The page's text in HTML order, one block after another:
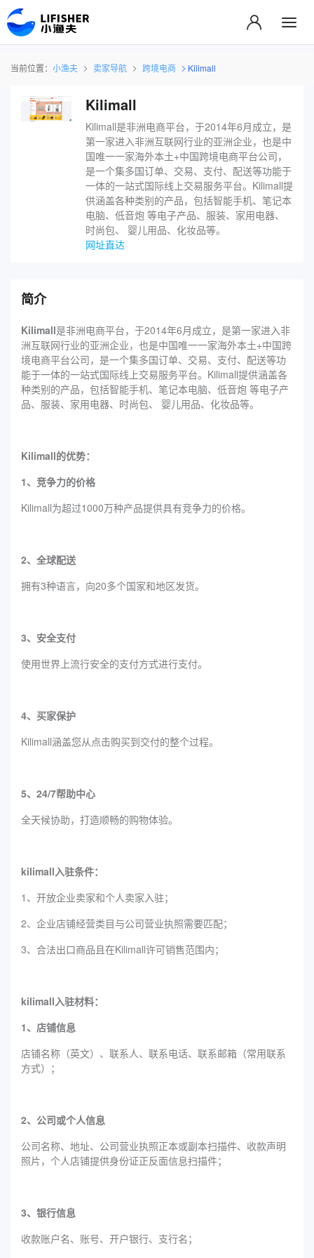
当前位置： 小渔夫 卖家导航 跨境电商 Kilimall
Kilimall
Kilimall是非洲电商平台，于2014年6月成立，是
第一家进入非洲互联网行业的亚洲企业，也是中
国唯一一家海外本土+中国跨境电商平台公司，
是一个集多国订单、交易、支付、配送等功能于
一体的一站式国际线上交易服务平台。Kilimall提
供涵盖各种类别的产品，包括智能手机、笔记本
电脑、低音炮 等电子产品、服装、家用电器、
时尚包、 婴儿用品、化妆品等。
网址直达
简介
Kilimall是非洲电商平台，于2014年6月成立，是第一家进入非
洲互联网行业的亚洲企业，也是中国唯一一家海外本土+中国跨
境电商平台公司，是一个集多国订单、交易、支付、配送等功
能于一体的一站式国际线上交易服务平台。Kilimall提供涵盖各
种类别的产品，包括智能手机、笔记本电脑、低音炮 等电子产
品、服装、家用电器、时尚包、 婴儿用品、化妆品等。
Kilimall的优势：
1、竞争力的价格
Kilimall为超过1000万种产品提供具有竞争力的价格。
2、全球配送
拥有3种语言，向20多个国家和地区发货。
3、安全支付
使用世界上流行安全的支付方式进行支付。
4、买家保护
Kilimall涵盖您从点击购买到交付的整个过程。
5、24/7帮助中心
全天候协助，打造顺畅的购物体验。
kilimall入驻条件：
1、开放企业卖家和个人卖家入驻；
2、企业店铺经营类目与公司营业执照需要匹配；
3、合法出口商品且在Kilimall许可销售范围内；
kilimall入驻材料：
1、店铺信息
店铺名称（英文）、联系人、联系电话、联系邮箱（常用联系
方式）；
2、公司或个人信息
公司名称、地址、公司营业执照正本或副本扫描件、收款声明
照片，个人店铺提供身份证正反面信息扫描件；
3、银行信息
收款账户名、账号、开户银行、支行名；